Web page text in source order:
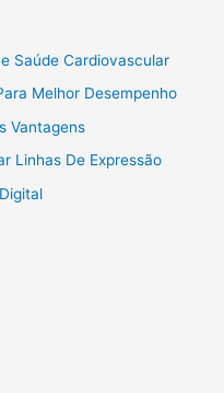
Saúde Cardiovascular
Melhor Desempenho
Vantagens
Linhas De Expressão